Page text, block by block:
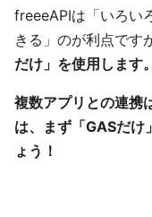
freeeAPIは「いろい
きる」のが利点です
だけ」を使用します。
複数アプリとの連携
は、まず「GASだけ
ょう！